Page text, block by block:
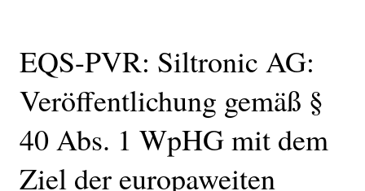
EQS-PVR: Siltronic AG:
Veröffentlichung gemäß §
40 Abs. 1 WpHG mit dem
Ziel der europaweiten